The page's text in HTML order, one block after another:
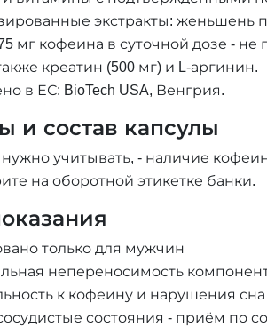
экстракты: женьшень
мг кофеина в суточной дозе -
креатин (500 мг) и L-аргинин.
в ЕС: BioTech USA, Венгрия.
и состав капсулы
учитывать, - наличие
на оборотной этикетке банки.
только для мужчин
непереносимость
к кофеину и нарушения сна
состояния - приём по